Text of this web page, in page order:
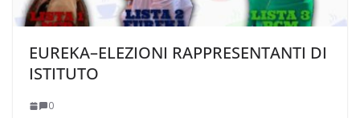
EUREKA–ELEZIONI RAPPRESENTANTI DI
ISTITUTO
0